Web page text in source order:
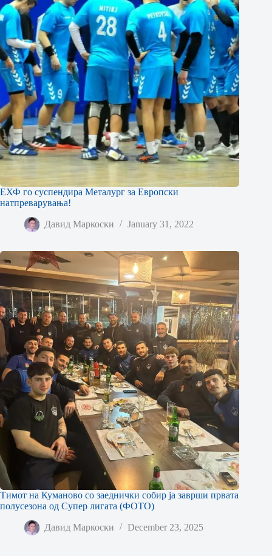
ЕХФ го суспендира Металург за Европски
натпреварувања!
Давид Маркоски January 31, 2022
Тимот на Куманово со заеднички собир ја заврши првата
полусезона од Супер лигата (ФОТО)
Давид Маркоски December 23, 2025